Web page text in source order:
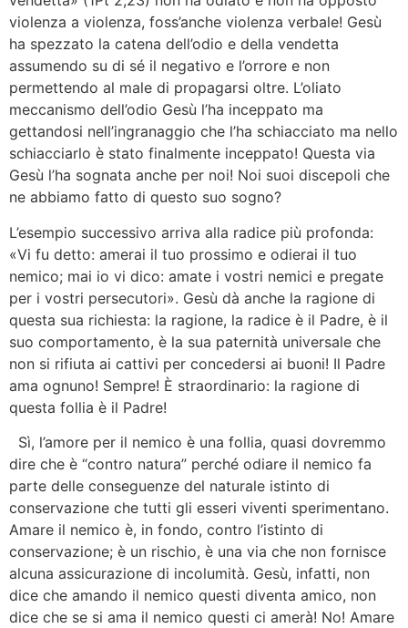
violenza a violenza, foss’anche violenza verbale! Gesù
ha spezzato la catena dell’odio e della vendetta
assumendo su di sé il negativo e l’orrore e non
permettendo al male di propagarsi oltre. L’oliato
meccanismo dell’odio Gesù l’ha inceppato ma
gettandosi nell’ingranaggio che l’ha schiacciato ma nello
schiacciarlo è stato finalmente inceppato! Questa via
Gesù l’ha sognata anche per noi! Noi suoi discepoli che
ne abbiamo fatto di questo suo sogno?
L’esempio successivo arriva alla radice più profonda:
«Vi fu detto: amerai il tuo prossimo e odierai il tuo
nemico; mai io vi dico: amate i vostri nemici e pregate
per i vostri persecutori». Gesù dà anche la ragione di
questa sua richiesta: la ragione, la radice è il Padre, è il
suo comportamento, è la sua paternità universale che
non si rifiuta ai cattivi per concedersi ai buoni! Il Padre
ama ognuno! Sempre! È straordinario: la ragione di
questa follia è il Padre!
Sì, l’amore per il nemico è una follia, quasi dovremmo
dire che è “contro natura” perché odiare il nemico fa
parte delle conseguenze del naturale istinto di
conservazione che tutti gli esseri viventi sperimentano.
Amare il nemico è, in fondo, contro l’istinto di
conservazione; è un rischio, è una via che non fornisce
alcuna assicurazione di incolumità. Gesù, infatti, non
dice che amando il nemico questi diventa amico, non
dice che se si ama il nemico questi ci amerà! No! Amare